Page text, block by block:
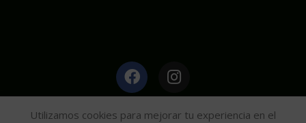
HAGA CLIC AQUÍ PARA INFORMACIÓN POST VENTA.
Utilizamos cookies para mejorar tu experiencia en el